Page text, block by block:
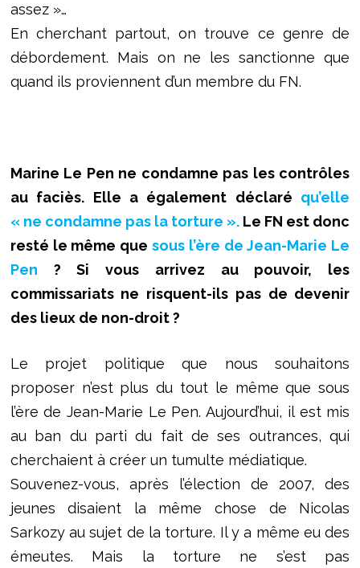
assez »…
En cherchant partout, on trouve ce genre de
débordement. Mais on ne les sanctionne que
quand ils proviennent d’un membre du FN.
Marine Le Pen ne condamne pas les contrôles
au faciès. Elle a également déclaré qu’elle
« ne condamne pas la torture ». Le FN est donc
resté le même que sous l’ère de Jean-Marie Le
Pen ? Si vous arrivez au pouvoir, les
commissariats ne risquent-ils pas de devenir
des lieux de non-droit ?
Le projet politique que nous souhaitons
proposer n’est plus du tout le même que sous
l’ère de Jean-Marie Le Pen. Aujourd’hui, il est mis
au ban du parti du fait de ses outrances, qui
cherchaient à créer un tumulte médiatique.
Souvenez-vous, après l’élection de 2007, des
jeunes disaient la même chose de Nicolas
Sarkozy au sujet de la torture. Il y a même eu des
émeutes. Mais la torture ne s’est pas